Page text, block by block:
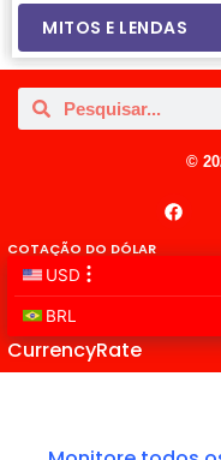
MITOS E LENDAS
©
COTAÇÃO DO DÓLAR
CurrencyRate